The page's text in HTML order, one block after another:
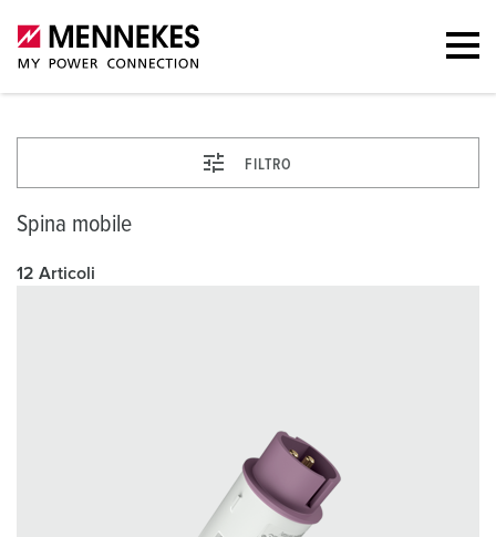
FILTRO
Spina mobile
12 Articoli